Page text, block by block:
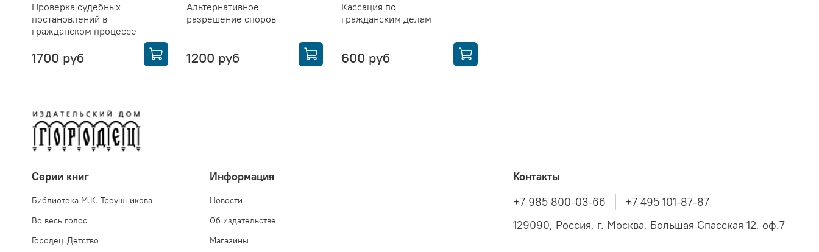
Проверка судебных
постановлений в
гражданском процессе
1700 руб
Альтернативное
разрешение споров
1200 руб
Кассация по
гражданским делам
600 руб
Серии книг
Библиотека М.К. Треушникова
Во весь голос
Городец.Детство
Информация
Новости
Об издательстве
Магазины
Контакты
+7 985 800-03-66
+7 495 101-87-87
129090, Россия, г. Москва, Большая Спасская 12, оф.7